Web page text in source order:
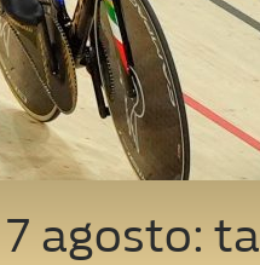
agosto: